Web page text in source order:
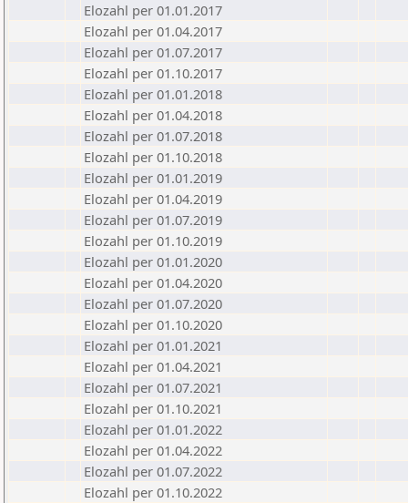
Elozahl per 01.01.2017
Elozahl per 01.04.2017
Elozahl per 01.07.2017
Elozahl per 01.10.2017
Elozahl per 01.01.2018
Elozahl per 01.04.2018
Elozahl per 01.07.2018
Elozahl per 01.10.2018
Elozahl per 01.01.2019
Elozahl per 01.04.2019
Elozahl per 01.07.2019
Elozahl per 01.10.2019
Elozahl per 01.01.2020
Elozahl per 01.04.2020
Elozahl per 01.07.2020
Elozahl per 01.10.2020
Elozahl per 01.01.2021
Elozahl per 01.04.2021
Elozahl per 01.07.2021
Elozahl per 01.10.2021
Elozahl per 01.01.2022
Elozahl per 01.04.2022
Elozahl per 01.07.2022
Elozahl per 01.10.2022